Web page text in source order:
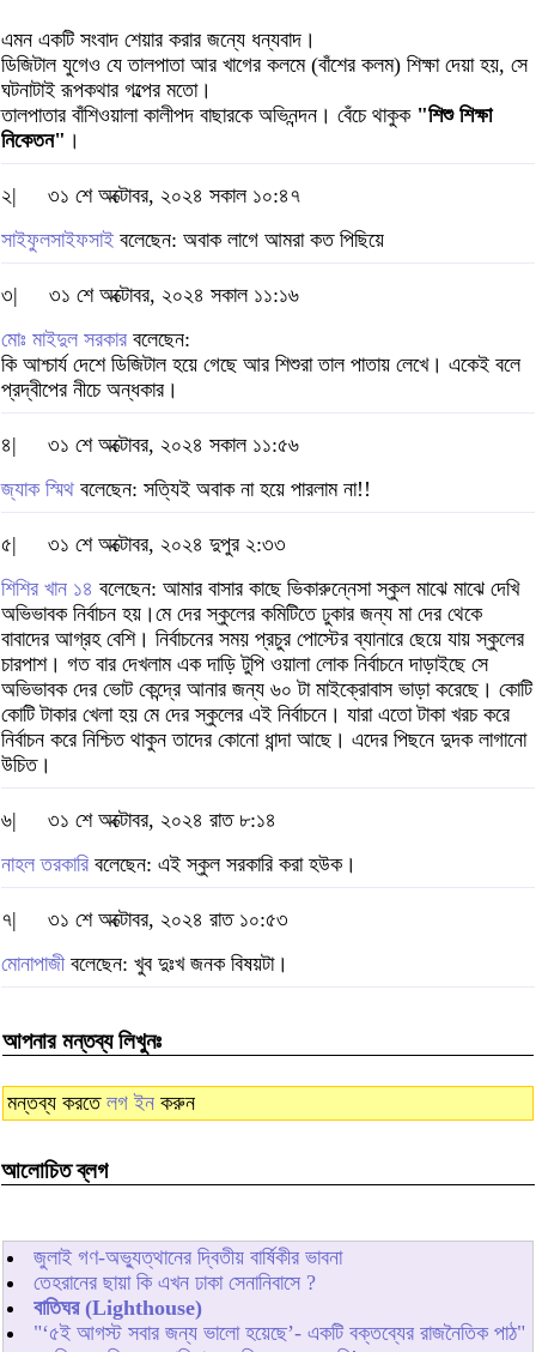
এমন একটি সংবাদ শেয়ার করার জন্যে ধন্যবাদ।
ডিজিটাল যুগেও যে তালপাতা আর খাগের কলমে (বাঁশের কলম) শিক্ষা দেয়া হয়, সে
ঘটনাটাই রূপকথার গল্পের মতো।
তালপাতার বাঁশিওয়ালা কালীপদ বাছারকে অভিনন্দন। বেঁচে থাকুক "শিশু শিক্ষা
নিকেতন" ।
২|
৩১ শে অক্টোবর, ২০২৪ সকাল ১০:৪৭
সাইফুলসাইফসাই বলেছেন: অবাক লাগে আমরা কত পিছিয়ে
৩|
৩১ শে অক্টোবর, ২০২৪ সকাল ১১:১৬
মোঃ মাইদুল সরকার বলেছেন:
কি আশ্চার্য দেশে ডিজিটাল হয়ে গেছে আর শিশুরা তাল পাতায় লেখে। একেই বলে
প্রদ্বীপের নীচে অন্ধকার।
৪|
৩১ শে অক্টোবর, ২০২৪ সকাল ১১:৫৬
জ্যাক স্মিথ বলেছেন: সত্যিই অবাক না হয়ে পারলাম না!!
৫|
৩১ শে অক্টোবর, ২০২৪ দুপুর ২:৩৩
শিশির খান ১৪ বলেছেন: আমার বাসার কাছে ভিকারুন্নেসা স্কুল মাঝে মাঝে দেখি
অভিভাবক নির্বাচন হয়।মে দের স্কুলের কমিটিতে ঢুকার জন্য মা দের থেকে
বাবাদের আগ্রহ বেশি। নির্বাচনের সময় প্রচুর পোস্টের ব্যানারে ছেয়ে যায় স্কুলের
চারপাশ। গত বার দেখলাম এক দাড়ি টুপি ওয়ালা লোক নির্বাচনে দাড়াইছে সে
অভিভাবক দের ভোট কেন্দ্রে আনার জন্য ৬০ টা মাইক্রোবাস ভাড়া করেছে। কোটি
কোটি টাকার খেলা হয় মে দের স্কুলের এই নির্বাচনে। যারা এতো টাকা খরচ করে
নির্বাচন করে নিশ্চিত থাকুন তাদের কোনো ধান্দা আছে। এদের পিছনে দুদক লাগানো
উচিত।
৬|
৩১ শে অক্টোবর, ২০২৪ রাত ৮:১৪
নাহল তরকারি বলেছেন: এই স্কুল সরকারি করা হউক।
৭|
৩১ শে অক্টোবর, ২০২৪ রাত ১০:৫৩
মোনাপাজীবলেছেন: খুব দুঃখ জনক বিষয়টা।
আপনার মন্তব্য লিখুনঃ
মন্তব্য করতে লগ ইন করুন
আলোচিত ব্লগ
জুলাই গণ-অভ্যুত্থানের দ্বিতীয় বার্ষিকীর ভাবনা
তেহরানের ছায়া কি এখন ঢাকা সেনানিবাসে ?
বাতিঘর (Lighthouse)
"‘৫ই আগস্ট সবার জন্য ভালো হয়েছে’- একটি বক্তব্যের রাজনৈতিক পাঠ"